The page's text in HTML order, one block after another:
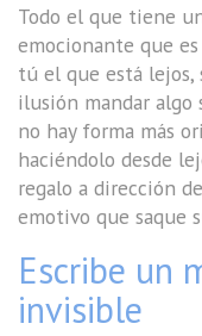
Todo el que tiene
emocionante que
tú el que está lejos,
ilusión mandar algo
no hay forma más
haciéndolo desde
regalo a dirección
emotivo que saque
Escribe un
invisible